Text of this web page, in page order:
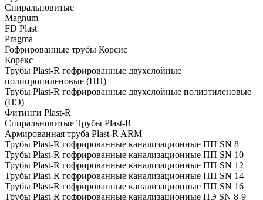
Спиральновитые
Magnum
FD Plast
Pragma
Гофрированные трубы Корсис
Корекс
Трубы Plast-R гофрированные двухслойные
полипропиленовые (ПП)
Трубы Plast-R гофрированные двухслойные полиэтиленовые
(ПЭ)
Фитинги Plast-R
Спиральновитые Трубы Plast-R
Армированная труба Plast-R ARM
Трубы Plast-R гофрированные канализационные ПП SN 8
Трубы Plast-R гофрированные канализационные ПП SN 10
Трубы Plast-R гофрированные канализационные ПП SN 12
Трубы Plast-R гофрированные канализационные ПП SN 14
Трубы Plast-R гофрированные канализационные ПП SN 16
Трубы Plast-R гофрированные канализационные ПЭ SN 8-9